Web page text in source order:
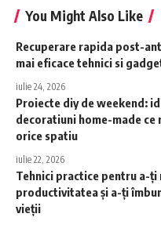
You Might Also Like
Recuperare rapida post-
mai eficace tehnici si
iulie 24, 2026
Proiecte diy de weekend:
decoratiuni home-made ce
orice spatiu
iulie 22, 2026
Tehnici practice pentru a-ți
productivitatea și a-ți
vieții